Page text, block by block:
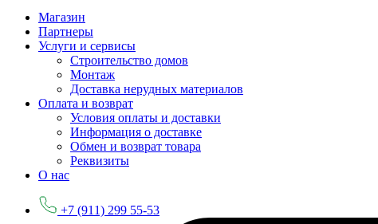
Магазин
Партнеры
Услуги и сервисы
Строительство домов
Монтаж
Доставка нерудных материалов
Оплата и возврат
Условия оплаты и доставки
Информация о доставке
Обмен и возврат товара
Реквизиты
О нас
+7 (911) 299 55-53